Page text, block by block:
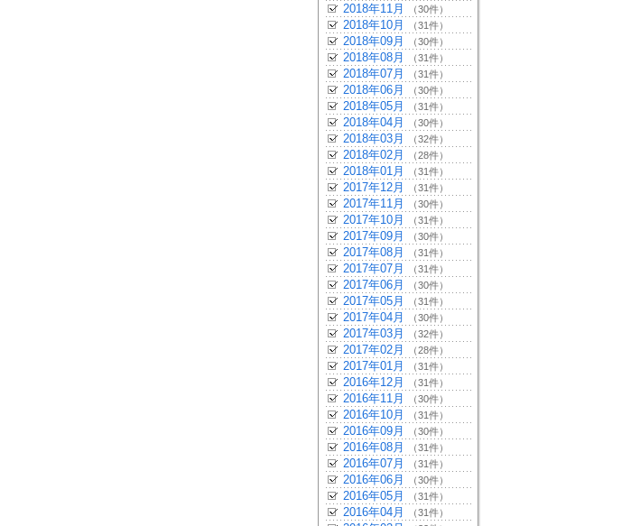
2018年11月 （30件）
2018年10月 （31件）
2018年09月 （30件）
2018年08月 （31件）
2018年07月 （31件）
2018年06月 （30件）
2018年05月 （31件）
2018年04月 （30件）
2018年03月 （32件）
2018年02月 （28件）
2018年01月 （31件）
2017年12月 （31件）
2017年11月 （30件）
2017年10月 （31件）
2017年09月 （30件）
2017年08月 （31件）
2017年07月 （31件）
2017年06月 （30件）
2017年05月 （31件）
2017年04月 （30件）
2017年03月 （32件）
2017年02月 （28件）
2017年01月 （31件）
2016年12月 （31件）
2016年11月 （30件）
2016年10月 （31件）
2016年09月 （30件）
2016年08月 （31件）
2016年07月 （31件）
2016年06月 （30件）
2016年05月 （31件）
2016年04月 （31件）